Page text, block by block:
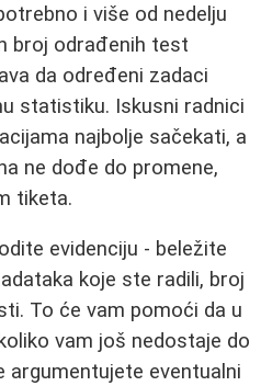
i više od nedelju
broj odrađenih test
da određeni zadaci
statistiku. Iskusni radnici
najbolje sačekati, a
ne dođe do promene,
tiketa.
evidenciju - beležite
koje ste radili, broj
To će vam pomoći da u
vam još nedostaje do
argumentujete eventualni